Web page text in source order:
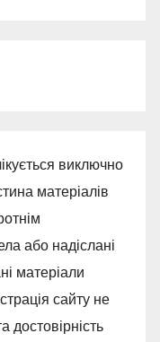
виключно
матеріалів
або надіслані
матеріали
сайту не
достовірність